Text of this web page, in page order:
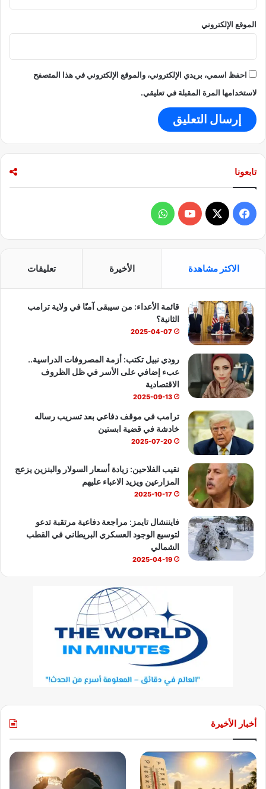
ر
ع
ق
د
الموقع الإلكتروني
احفظ اسمي، بريدي الإلكتروني، والموقع الإلكتروني في هذا المتصفح
لاستخدامها المرة المقبلة في تعليقي.
تابعونا
ي
و
ك
X
Y
T
u
e
ا
ا
ب
الاكثر مشاهدة الأخيرة تعليقات
قائمة الأعداء: من سيبقى آمنًا في ولاية ترامب
الثانية؟
2025-04-07
رودي نبيل تكتب: أزمة المصروفات الدراسية..
عبء إضافي على الأسر في ظل الظروف
الاقتصادية
2025-09-13
ترامب في موقف دفاعي بعد تسريب رساله
خادشة في قضية ابستين
2025-07-20
نقيب الفلاحين: زيادة أسعار السولار والبنزين يزعج
المزارعين ويزيد الاعباء عليهم
2025-10-17
فايننشال تايمز: مراجعة دفاعية مرتقبة تدعو
لتوسيع الوجود العسكري البريطاني في القطب
الشمالي
2025-04-19
أخبار الأخيرة